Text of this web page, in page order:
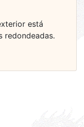
está
redondeadas.